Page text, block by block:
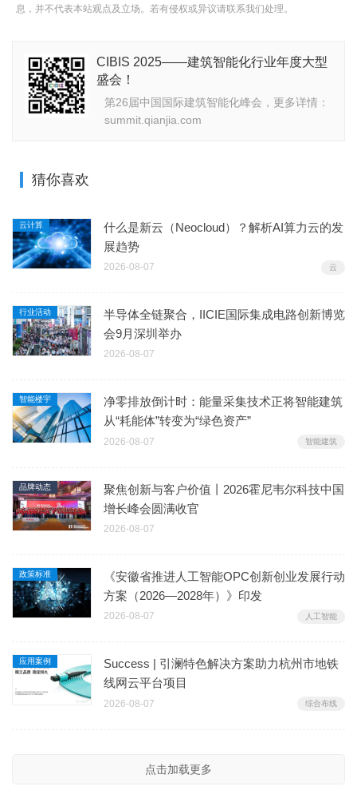
息，并不代表本站观点及立场。若有侵权或异议请联系我们处理。
CIBIS 2025——建筑智能化行业年度大型
盛会！
第26届中国国际建筑智能化峰会，更多详情：
summit.qianjia.com
猜你喜欢
云计算
什么是新云（Neocloud）？解析AI算力云的发
展趋势
2026-08-07 云
行业活动
半导体全链聚合，IICIE国际集成电路创新博览
会9月深圳举办
2026-08-07
智能楼宇
净零排放倒计时：能量采集技术正将智能建筑
从“耗能体”转变为“绿色资产”
2026-08-07 智能建筑
品牌动态
聚焦创新与客户价值丨2026霍尼韦尔科技中国
增长峰会圆满收官
2026-08-07
政策标准
《安徽省推进人工智能OPC创新创业发展行动
方案（2026—2028年）》印发
2026-08-07 人工智能
应用案例
Success | 引澜特色解决方案助力杭州市地铁
线网云平台项目
2026-08-07 综合布线
点击加载更多